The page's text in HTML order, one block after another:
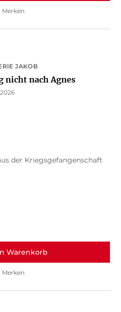
Merken
JAKOB
nicht nach Agnes
der Kriegsgefangenschaft
Warenkorb
Merken